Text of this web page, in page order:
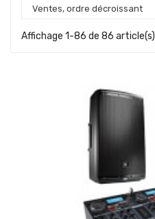
Ventes, ordre décroissant
Affichage 1-86 de 86 article(s)